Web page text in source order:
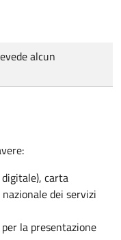
alcun
carta
dei servizi
la presentazione